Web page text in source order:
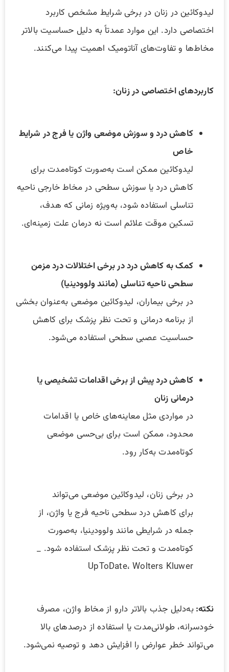
لیدوکائین در زنان در برخی شرایط مشخص کاربرد
اختصاصی دارد. این موارد عمدتاً به دلیل حساسیت بالاتر
مخاط‌ها و تفاوت‌های آناتومیک اهمیت پیدا می‌کنند.
کاربردهای اختصاصی در زنان:
کاهش درد و سوزش موضعی واژن یا فرج در شرایط
خاص
لیدوکائین ممکن است به‌صورت کوتاه‌مدت برای
کاهش درد یا سوزش سطحی در مخاط خارجی ناحیه
تناسلی استفاده شود، به‌ویژه زمانی که هدف،
تسکین موقت علائم است نه درمان علت زمینه‌ای.
کمک به کاهش درد در برخی اختلالات درد مزمن
سطحی ناحیه تناسلی (مانند ولوودینیا)
در برخی بیماران، لیدوکائین موضعی به‌عنوان بخشی
از برنامه درمانی و تحت نظر پزشک برای کاهش
حساسیت عصبی سطحی استفاده می‌شود.
کاهش درد پیش از برخی اقدامات تشخیصی یا
درمانی زنان
در مواردی مثل معاینه‌های خاص یا اقدامات
محدود، ممکن است برای بی‌حسی موضعی
کوتاه‌مدت به‌کار رود.
در برخی زنان، لیدوکائین موضعی می‌تواند
برای کاهش درد سطحی ناحیه فرج یا واژن، از
جمله در شرایطی مانند ولوودینیا، به‌صورت
کوتاه‌مدت و تحت نظر پزشک استفاده شود. _
UpToDate، Wolters Kluwer
نکته:به‌دلیل جذب بالاتر دارو از مخاط واژن، مصرف
خودسرانه، طولانی‌مدت یا استفاده از درصدهای بالا
می‌تواند خطر عوارض را افزایش دهد و توصیه نمی‌شود.